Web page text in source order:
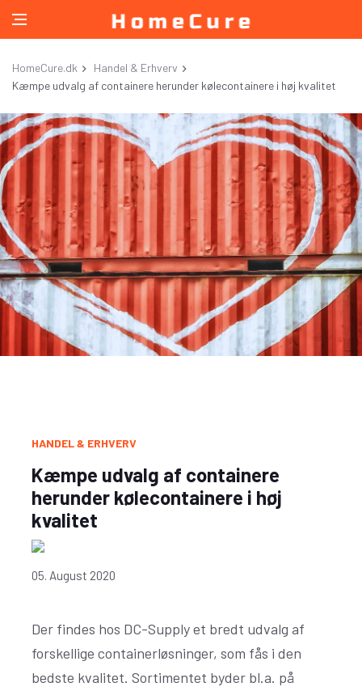
HomeCure.dk
Handel & Erhverv
Kæmpe udvalg af containere herunder kølecontainere i høj kvalitet
HANDEL & ERHVERV
Kæmpe udvalg af containere
herunder kølecontainere i høj
kvalitet
05. August 2020
Der findes hos DC-Supply et bredt udvalg af
forskellige containerløsninger, som fås i den
bedste kvalitet. Sortimentet byder bl.a. på